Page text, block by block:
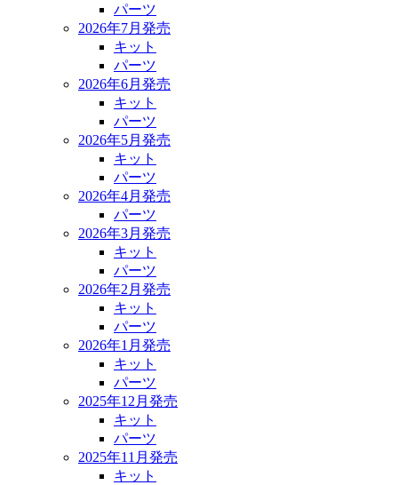
パーツ
2026年7月発売
キット
パーツ
2026年6月発売
キット
パーツ
2026年5月発売
キット
パーツ
2026年4月発売
パーツ
2026年3月発売
キット
パーツ
2026年2月発売
キット
パーツ
2026年1月発売
キット
パーツ
2025年12月発売
キット
パーツ
2025年11月発売
キット